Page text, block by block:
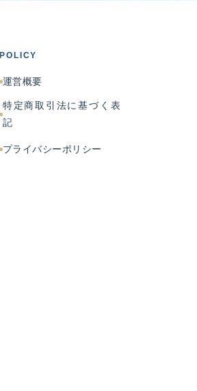
POLICY
運営概要
特定商取引法に基づく表
記
プライバシーポリシー